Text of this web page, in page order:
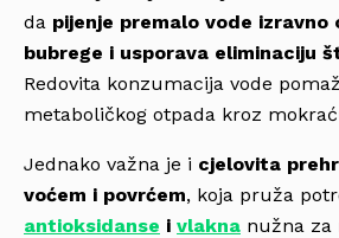
da pijenje premalo vode izravno
bubrege i usporava eliminaciju
Redovita konzumacija vode
metaboličkog otpada kroz
Jednako važna je i cjelovita
voćem i povrćem, koja pruža
antioksidanse i vlakna nužna za